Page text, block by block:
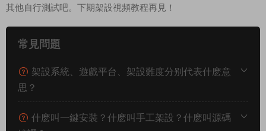
其他自行測試吧。下期架設視頻教程再見！
常見問題
架設系統、遊戲平台、架設難度分别代表什麽意
思？
什麽叫一鍵安裝？什麽叫手工架設？什麽叫源碼